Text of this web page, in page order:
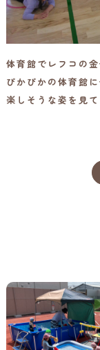
体育館でレフコの
ぴかぴかの体育館
楽しそうな姿を見